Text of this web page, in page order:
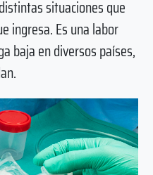
situaciones que
ingresa. Es una labor
baja en diversos países,